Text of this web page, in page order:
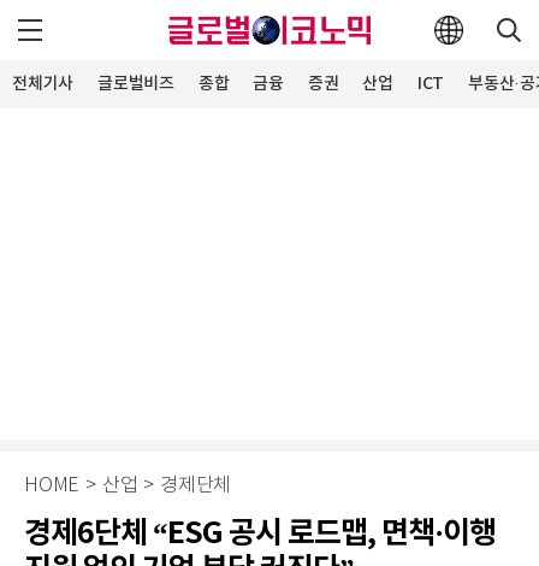
전체기사 글로벌비즈 종합 금융 증권 산업 ICT 부동산·
HOME > 산업 > 경제단체
경제6단체 “ESG 공시 로드맵, 면책·이행